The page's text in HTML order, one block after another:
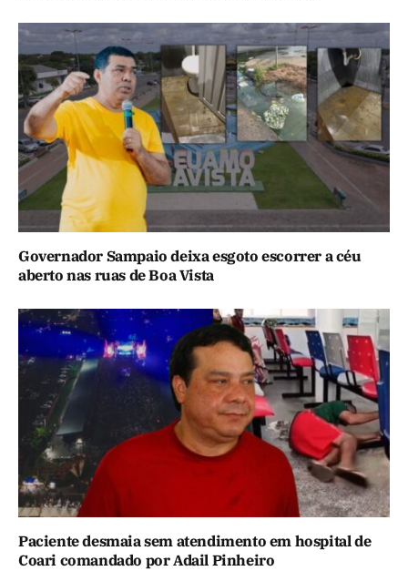
Governador Sampaio deixa esgoto escorrer a céu
aberto nas ruas de Boa Vista
Paciente desmaia sem atendimento em hospital de
Coari comandado por Adail Pinheiro